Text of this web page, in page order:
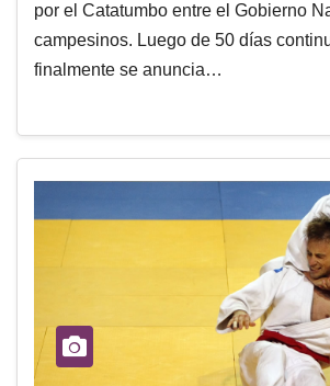
por el Catatumbo entre el Gobierno
campesinos. Luego de 50 días
finalmente se anuncia…